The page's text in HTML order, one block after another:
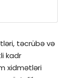
təcrübə və
kadr
xidmətləri